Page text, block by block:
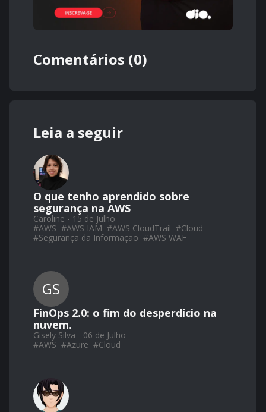
Comentários (0)
Leia a seguir
O que tenho aprendido sobre
segurança na AWS
Caroline - 15 de Julho
#AWS #AWS IAM #AWS CloudTrail #Cloud
#Segurança da Informação #AWS WAF
GS
FinOps 2.0: o fim do desperdício na
nuvem.
Gisely Silva - 06 de Julho
#AWS #Azure #Cloud